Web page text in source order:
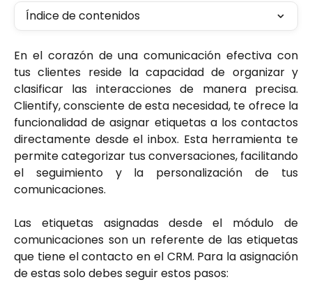
Índice de contenidos
En el corazón de una comunicación efectiva con
tus clientes reside la capacidad de organizar y
clasificar las interacciones de manera precisa.
Clientify, consciente de esta necesidad, te ofrece la
funcionalidad de asignar etiquetas a los contactos
directamente desde el inbox. Esta herramienta te
permite categorizar tus conversaciones, facilitando
el seguimiento y la personalización de tus
comunicaciones.
Las etiquetas asignadas desde el módulo de
comunicaciones son un referente de las etiquetas
que tiene el contacto en el CRM. Para la asignación
de estas solo debes seguir estos pasos: